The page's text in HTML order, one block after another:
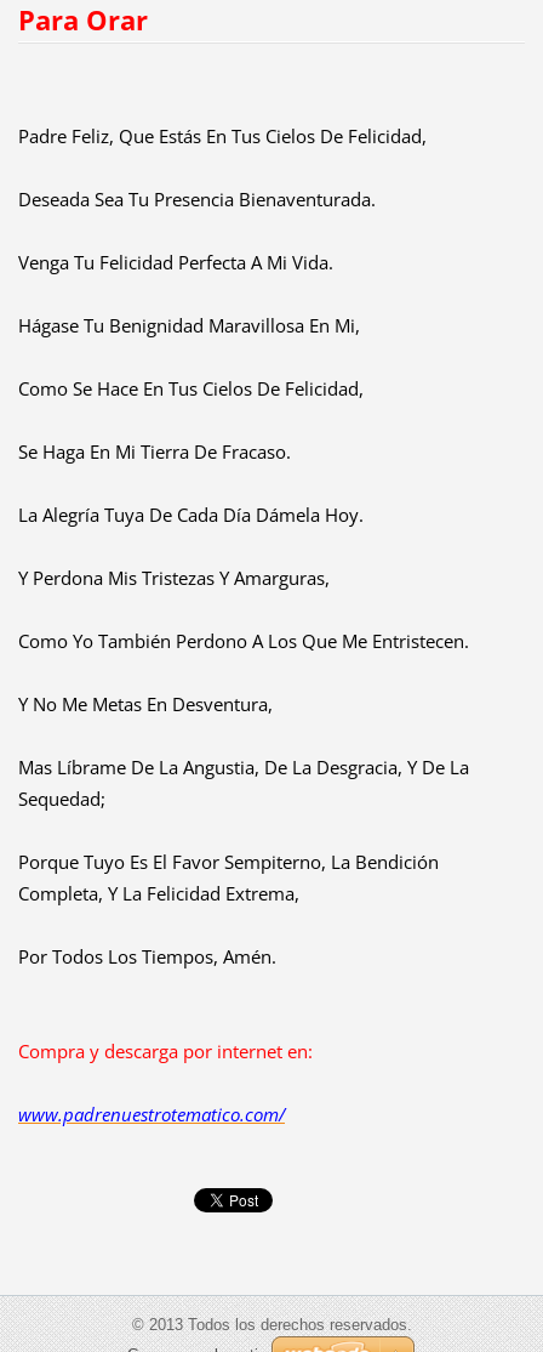
Para Orar
Padre Feliz, Que Estás En Tus Cielos De Felicidad,
Deseada Sea Tu Presencia Bienaventurada.
Venga Tu Felicidad Perfecta A Mi Vida.
Hágase Tu Benignidad Maravillosa En Mi,
Como Se Hace En Tus Cielos De Felicidad,
Se Haga En Mi Tierra De Fracaso.
La Alegría Tuya De Cada Día Dámela Hoy.
Y Perdona Mis Tristezas Y Amarguras,
Como Yo También Perdono A Los Que Me Entristecen.
Y No Me Metas En Desventura,
Mas Líbrame De La Angustia, De La Desgracia, Y De La
Sequedad;
Porque Tuyo Es El Favor Sempiterno, La Bendición
Completa, Y La Felicidad Extrema,
Por Todos Los Tiempos, Amén.
Compra y descarga por internet en:
www.padrenuestrotematico.com/
© 2013 Todos los derechos reservados.